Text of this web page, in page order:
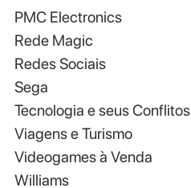
PMC Electronics
Rede Magic
Redes Sociais
Sega
Tecnologia e seus Conflitos
Viagens e Turismo
Videogames à Venda
Williams